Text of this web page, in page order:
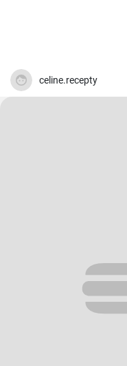
celine.recepty